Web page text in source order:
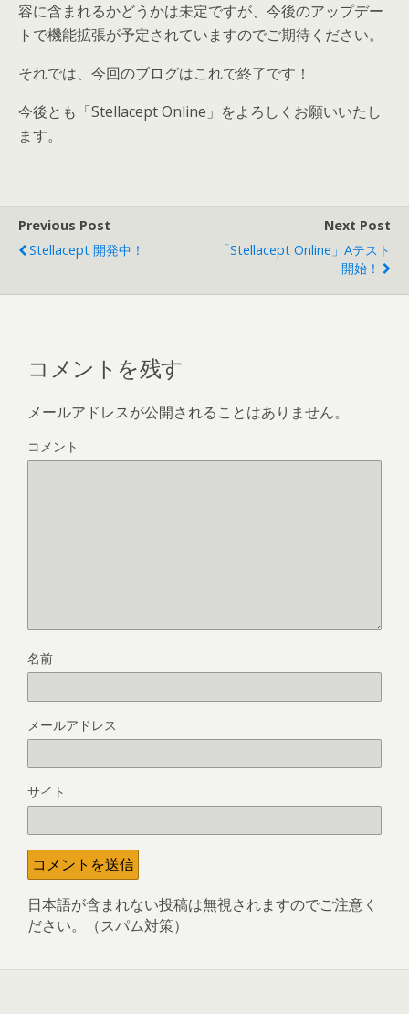
容に含まれるかどうかは未定ですが、今後のアップデー
トで機能拡張が予定されていますのでご期待ください。
それでは、今回のブログはこれで終了です！
今後とも「Stellacept Online」をよろしくお願いいたし
ます。
Previous Post
Stellacept 開発中！
Next Post
「Stellacept Online」αテスト
開始！
コメントを残す
メールアドレスが公開されることはありません。
コメント
名前
メールアドレス
サイト
日本語が含まれない投稿は無視されますのでご注意く
ださい。（スパム対策）